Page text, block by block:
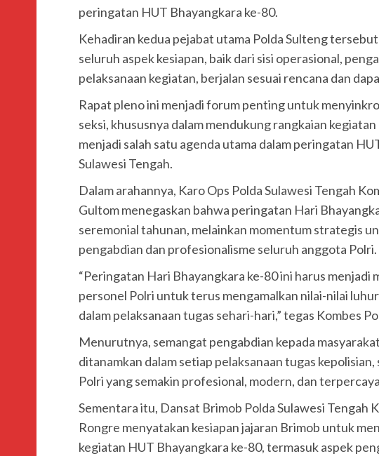
peringatan HUT Bhayangkara ke-80.
Kehadiran kedua pejabat utama Polda Sulteng
seluruh aspek kesiapan, baik dari sisi operasional,
pelaksanaan kegiatan, berjalan sesuai rencana dan
Rapat pleno ini menjadi forum penting untuk
seksi, khususnya dalam mendukung rangkaian
menjadi salah satu agenda utama dalam peringatan
Sulawesi Tengah.
Dalam arahannya, Karo Ops Polda Sulawesi Tengah
Gultom menegaskan bahwa peringatan Hari
seremonial tahunan, melainkan momentum strategis
pengabdian dan profesionalisme seluruh anggota Polri.
“Peringatan Hari Bhayangkara ke-80 ini harus
personel Polri untuk terus mengamalkan nilai-nilai
dalam pelaksanaan tugas sehari-hari,” tegas Kombes
Menurutnya, semangat pengabdian kepada
ditanamkan dalam setiap pelaksanaan tugas
Polri yang semakin profesional, modern, dan
Sementara itu, Dansat Brimob Polda Sulawesi Tengah
Rongre menyatakan kesiapan jajaran Brimob untuk
kegiatan HUT Bhayangkara ke-80, termasuk aspek